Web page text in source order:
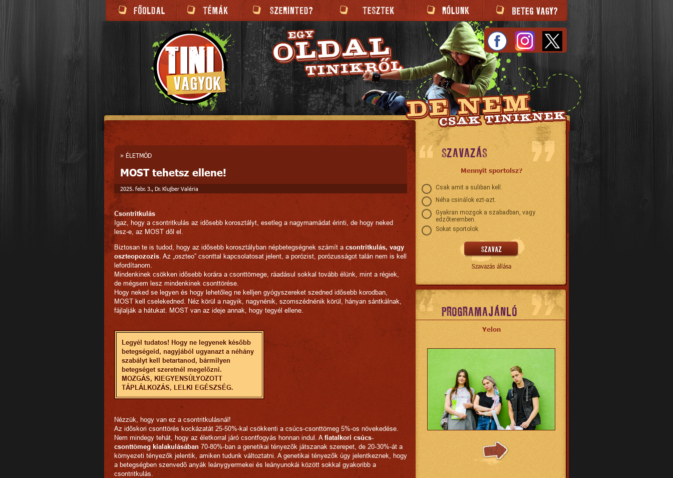
» ÉLETMÓD
MOST tehetsz ellene!
2025. febr. 3., Dr. Klujber Valéria
Csontritkulás
Igaz, hogy a csontritkulás az idősebb korosztályt, esetleg a nagymamádat érinti, de hogy neked
lesz-e, az MOST dől el.
Biztosan te is tudod, hogy az idősebb korosztályban népbetegségnek számít a csontritkulás, vagy
oszteopozozis . Az „oszteo” csonttal kapcsolatosat jelent, a porózist, porózusságot talán nem is kell
lefordítanom.
Mindenkinek csökken idősebb korára a csonttömege, ráadásul sokkal tovább élünk, mint a régiek,
de mégsem lesz mindenkinek csonttörése.
Hogy neked se legyen és hogy lehetőleg ne kelljen gyógyszereket szedned idősebb korodban,
MOST kell cselekedned. Néz körül a nagyik, nagynénik, szomszédnénik körül, hányan sántkálnak,
fájlalják a hátukat. MOST van az ideje annak, hogy tegyél ellene.
Legyél tudatos! Hogy ne legyenek később
betegségeid, nagyjából ugyanazt a néhány
szabályt kell betartanod, bármilyen
betegséget szeretnél megelőzni.
MOZGÁS, KIEGYENSÚLYOZOTT
TÁPLÁLKOZÁS, LELKI EGÉSZSÉG.
Nézzük, hogy van ez a csontritkulásnál!
Az időskori csonttörés kockázatát 25-50%-kal csökkenti a csúcs-csonttömeg 5%-os növekedése.
Nem mindegy tehát, hogy az életkorral járó csontfogyás honnan indul. Afiatalkori csúcs-
csonttömeg kialakulásában 70-80%-ban a genetikai tényezők játszanak szerepet, de 20-30%-át a
környezeti tényezők jelentik, amiken tudunk változtatni. A genetikai tényezők úgy jelentkeznek, hogy
a betegségben szenvedő anyák leánygyermekei és leányunokái között sokkal gyakoribb a
csontritkulás.
SZAVAZÁS
Mennyit sportolsz?
Csak amit a suliban kell.
Néha csinálok ezt-azt.
Gyakran mozgok a szabadban, vagy
edzőteremben.
Sokat sportolok.
Szavazás állása
PROGRAMAJÁNLÓ
Yelon